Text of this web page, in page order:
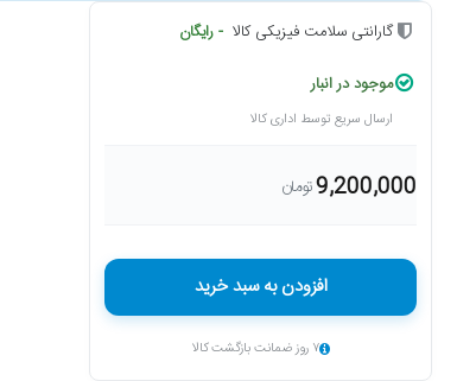
گارانتی سلامت فیزیکی کالا - رایگان
موجود در انبار
ارسال سریع توسط اداری کالا
9,200,000تومان
افزودن به سبد خرید
۷ روز ضمانت بازگشت کالا